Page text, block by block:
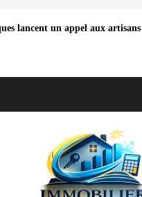
lancent un appel aux artisans